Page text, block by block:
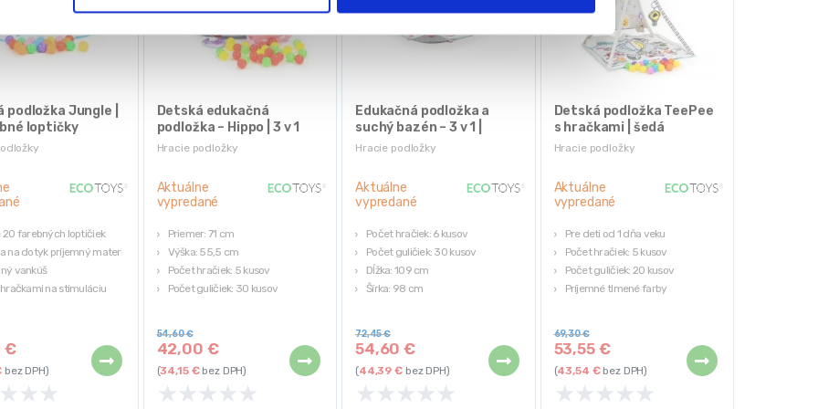
podložka Jungle |
loptičky
20 farebných loptičiek
na dotyk príjemný materiál
vankúš
na stimuláciu
€
bez DPH)
★ ★ ★
Hracie podložky
Detská edukačná
podložka – Hippo | 3 v 1
Aktuálne
vypredané
Priemer: 71 cm
Výška: 55,5 cm
Počet hračiek: 5 kusov
Počet guličiek: 30 kusov
42,00 €
54,60€
(34,15 €bez DPH)
★ ★ ★ ★ ★
Hracie podložky
Edukačná podložka a
suchý bazén – 3 v 1 |
ružová
Aktuálne
vypredané
Počet hračiek: 6 kusov
Počet guličiek: 30 kusov
Dĺžka: 109 cm
Šírka: 98 cm
54,60€
72,45€
(44,39€bez DPH)
★ ★ ★ ★ ★
Hracie podložky
Detská podložka TeePee
s hračkami | šedá
Aktuálne
vypredané
Pre deti od 1 dňa veku
Počet hračiek: 5 kusov
Počet guličiek: 20 kusov
Príjemné tlmené farby
53,55 €
69,30€
(43,54 €bez DPH)
★ ★ ★ ★ ★